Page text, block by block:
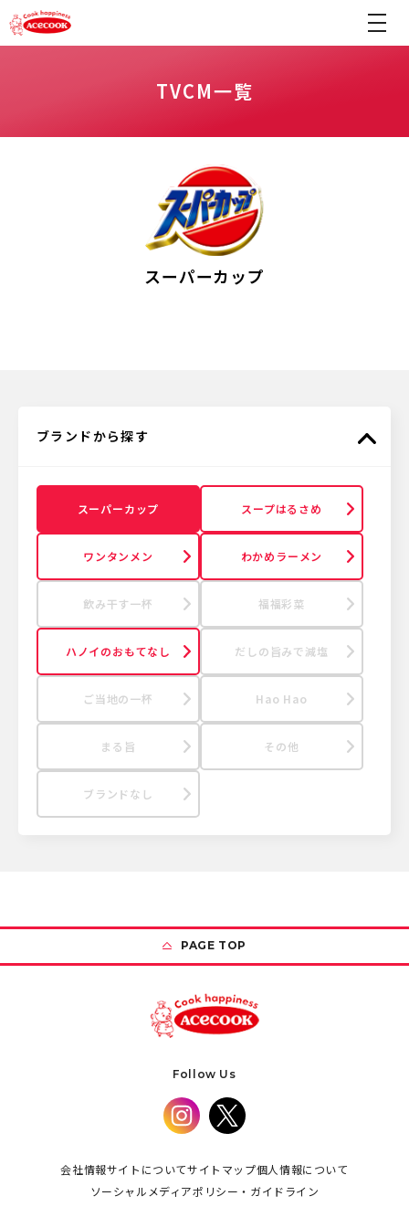
TVCM一覧
スーパーカップ
ブランドから探す
スーパーカップ スープはるさめ
ワンタンメン わかめラーメン
飲み干す一杯 福福彩菜
ハノイのおもてなし だしの旨みで減塩
ご当地の一杯 Hao Hao
まる旨 その他
ブランドなし
PAGE TOP
Follow Us
会社情報サイトについてサイトマップ個人情報について
ソーシャルメディアポリシー・ガイドライン